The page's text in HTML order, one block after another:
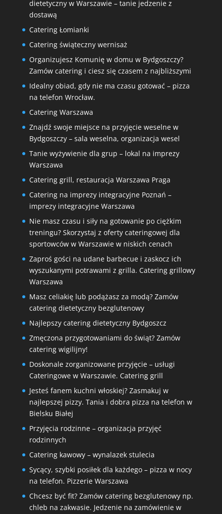
dietetyczny w Warszawie – tanie jedzenie z
dostawą
Catering Łomianki
Catering świąteczny wernisaż
Organizujesz Komunię w domu w Bydgoszczy?
Zamów catering i ciesz się czasem z najbliższymi
Idealny obiad, gdy nie ma czasu gotować – pizza
na telefon Wrocław.
Catering Warszawa
Znajdź swoje miejsce na przyjęcie weselne w
Bydgoszczy – sala weselna, organizacja wesel
Tanie wyżywienie dla grup – lokal na imprezy
Warszawa
Catering grill, restauracja Warszawa Praga
Catering na imprezy integracyjne Poznań –
imprezy integracyjne Warszawa
Nie masz czasu i siły na gotowanie po ciężkim
treningu? Skorzystaj z oferty cateringowej dla
sportowców w Warszawie w niskich cenach
Zaproś gości na udane barbecue i zaskocz ich
wyszukanymi potrawami z grilla. Catering grillowy
Warszawa
Masz celiakię lub podążasz za modą? Zamów
catering dietetyczny bezglutenowy
Najlepszy catering dietetyczny Bydgoszcz
Zmęczona przygotowaniami do świąt? Zamów
catering wigilijny!
Doskonale zorganizowane przyjęcie – usługi
Cateringowe w Warszawie. Catering grill
Jesteś fanem kuchni włoskiej? Zasmakuj w
najlepszej pizzy. Tania i dobra pizza na telefon w
Bielsku Białej
Przyjęcia rodzinne – organizacja przyjęć
rodzinnych
Catering kawowy – wynalazek stulecia
Sycący, szybki posiłek dla każdego – pizza w nocy
na telefon. Pizzerie Warszawa
Chcesz być fit? Zamów catering bezglutenowy np.
chleb na zakwasie. Jedzenie na zamówienie w